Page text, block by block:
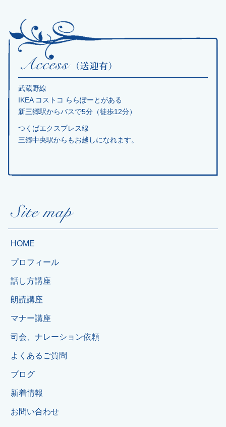
武蔵野線
IKEA コストコ ららぽーとがある
新三郷駅からバスで5分（徒歩12分）
つくばエクスプレス線
三郷中央駅からもお越しになれます。
HOME
プロフィール
話し方講座
朗読講座
マナー講座
司会、ナレーション依頼
よくあるご質問
ブログ
新着情報
お問い合わせ